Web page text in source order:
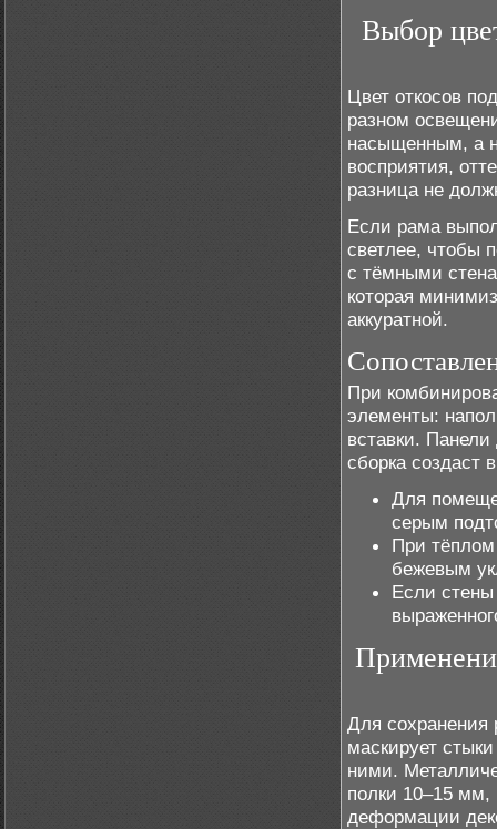
Выбор
Цвет откосов
разном
насыщенным, а
восприятия,
разница не
Если рама
светлее, чтобы
с тёмными
которая
аккуратной.
При
элементы:
вставки.
сборка создаст
Для
серым
При
бежевым
Если
Для сохранения
маскирует
ними.
полки 10–15 мм,
деформации